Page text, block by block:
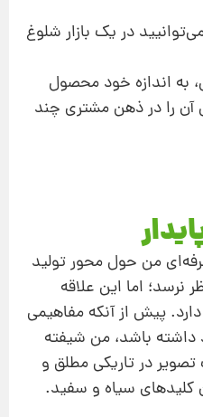
در یک بازار شلوغ
به اندازه خود محصول
آن را در ذهن مشتری چند
من حول محور تولید
اما این علاقه
پیش از آنکه مفاهیمی
داشته باشد، من شیفته
در تاریکی مطلق و
سیاه و سفید.